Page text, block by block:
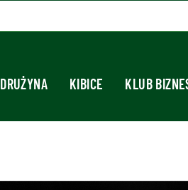
DRUŻYNA KIBICE KLUB